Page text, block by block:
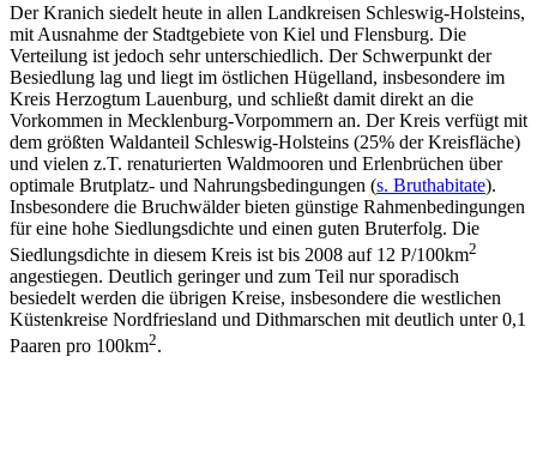
Der Kranich siedelt heute in allen Landkreisen Schleswig-Holsteins,
mit Ausnahme der Stadtgebiete von Kiel und Flensburg. Die
Verteilung ist jedoch sehr unterschiedlich. Der Schwerpunkt der
Besiedlung lag und liegt im östlichen Hügelland, insbesondere im
Kreis Herzogtum Lauenburg, und schließt damit direkt an die
Vorkommen in Mecklenburg-Vorpommern an. Der Kreis verfügt mit
dem größten Waldanteil Schleswig-Holsteins (25% der Kreisfläche)
und vielen z.T. renaturierten Waldmooren und Erlenbrüchen über
optimale Brutplatz- und Nahrungsbedingungen (s. Bruthabitate).
Insbesondere die Bruchwälder bieten günstige Rahmenbedingungen
für eine hohe Siedlungsdichte und einen guten Bruterfolg. Die
Siedlungsdichte in diesem Kreis ist bis 2008 auf 12 P/100km2
angestiegen. Deutlich geringer und zum Teil nur sporadisch
besiedelt werden die übrigen Kreise, insbesondere die westlichen
Küstenkreise Nordfriesland und Dithmarschen mit deutlich unter 0,1
Paaren pro 100km2.